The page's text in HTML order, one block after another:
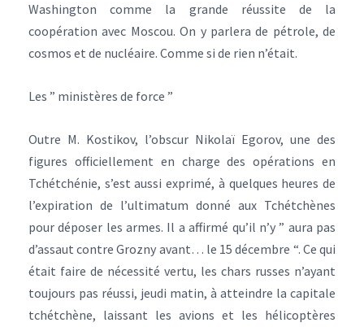
Washington comme la grande réussite de la
coopération avec Moscou. On y parlera de pétrole, de
cosmos et de nucléaire. Comme si de rien n’était.
Les ” ministères de force ”
Outre M. Kostikov, l’obscur Nikolaï Egorov, une des
figures officiellement en charge des opérations en
Tchétchénie, s’est aussi exprimé, à quelques heures de
l’expiration de l’ultimatum donné aux Tchétchènes
pour déposer les armes. Il a affirmé qu’il n’y ” aura pas
d’assaut contre Grozny avant… le 15 décembre “. Ce qui
était faire de nécessité vertu, les chars russes n’ayant
toujours pas réussi, jeudi matin, à atteindre la capitale
tchétchène, laissant les avions et les hélicoptères